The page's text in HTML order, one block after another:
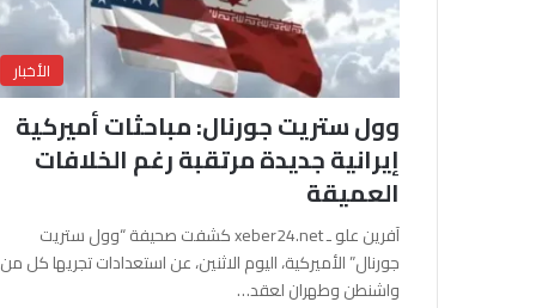
الأخبار
وول ستريت جورنال: مباحثات أميركية
إيرانية جديدة مرتقبة رغم الخلافات
العميقة
آفرين علو ـ xeber24.net كشفت صحيفة “وول ستريت
جورنال” الأميركية، اليوم الاثنين، عن استعدادات تجريها كل من
واشنطن وطهران لعقد…